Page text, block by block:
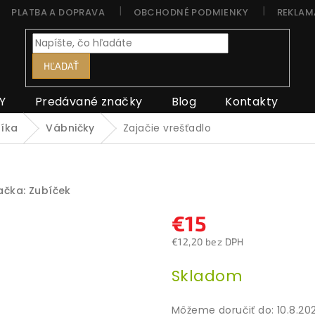
PLATBA A DOPRAVA OBCHODNÉ PODMIENKY
HĽADAŤ
Predávané značky Blog Kontakty
Vábničky Zajačie vrešťadlo
Zubíček
€15
€12,20 bez DPH
cena:
Skladom
Môžeme doručiť do: